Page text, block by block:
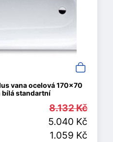
vana ocelová 170x70
bílá standartní
8.132 Kč
5.040 Kč
1.059 Kč